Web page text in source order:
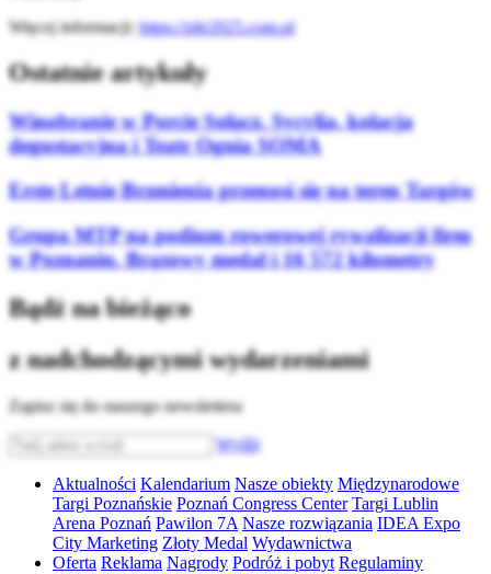
Więcej informacji:https://pltr2025.com.pl
Ostatnie artykuły
Winobranie w Porcie Sołacz. Sycylia, kolacja
degustacyjna i Teatr Ognia SOMA
Erste Letnie Brzmienia przenosi się na teren Targów
Grupa MTP na podium rowerowej rywalizacji firm
w Poznaniu. Brązowy medal i 16 572 kilometry
Bądź na bieżąco
z nadchodzącymi wydarzeniami
Zapisz się do naszego newslettera
Wyślij
Aktualności Kalendarium Nasze obiekty Międzynarodowe
Targi Poznańskie Poznań Congress Center Targi Lublin
Arena Poznań Pawilon 7A Nasze rozwiązania IDEA Expo
City Marketing Złoty Medal Wydawnictwa
Oferta Reklama Nagrody Podróż i pobyt Regulaminy